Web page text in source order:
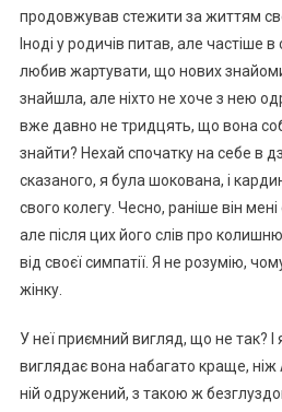
продовжував стежити за життям
Іноді у родичів питав, але частіше
любив жартувати, що нових
знайшла, але ніхто не хоче з нею
вже давно не тридцять, що вона
знайти? Нехай спочатку на себе в
сказаного, я була шокована, і
свого колегу. Чесно, раніше він
але після цих його слів про
від своєї симпатії. Я не розумію,
жінку.
У неї приємний вигляд, що не так?
виглядає вона набагато краще,
ній одружений, з такою ж